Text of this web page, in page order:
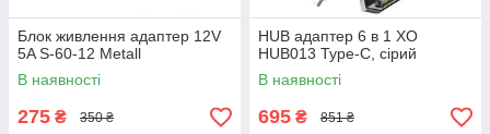
Блок живлення адаптер 12V
5A S-60-12 Metall
В наявності
275 ₴ 350 ₴
HUB адаптер 6 в 1 XO
HUB013 Type-C, сірий
В наявності
695 ₴ 851 ₴